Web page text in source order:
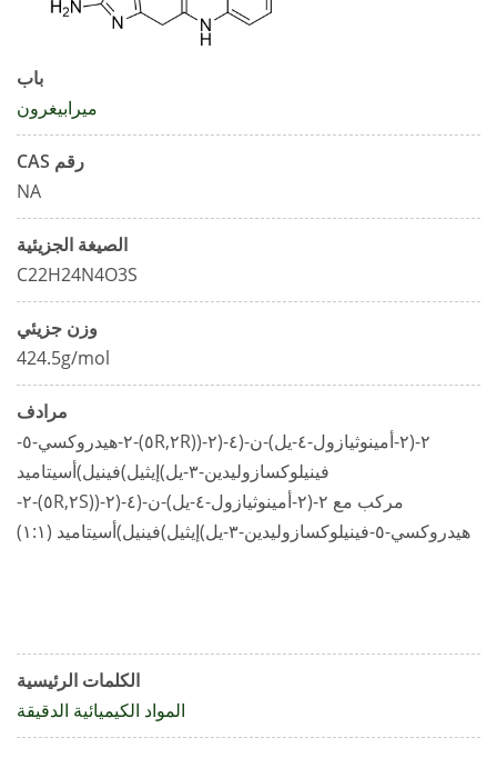
باب
ميرابيغرون
رقم CAS
NA
الصيغة الجزيئية
C22H24N4O3S
وزن جزيئي
424.5g/mol
مرادف
٢-(٢-أمينوثيازول-٤-يل)-ن-(٤-(٢-((٢R,٥R)-٢-هيدروكسي-٥-
فينيلوكسازوليدين-٣-يل)إيثيل)فينيل)أسيتاميد
مركب مع ٢-(٢-أمينوثيازول-٤-يل)-ن-(٤-(٢-((٢S,٥R)-٢-
هيدروكسي-٥-فينيلوكسازوليدين-٣-يل)إيثيل)فينيل)أسيتاميد (١:١)
الكلمات الرئيسية
المواد الكيميائية الدقيقة